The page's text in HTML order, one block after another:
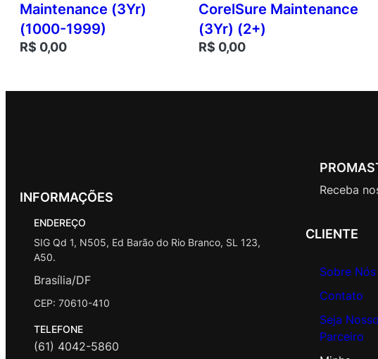
Maintenance (3Yr)
(1000-1999)
R$ 0,00
CorelSure Maintenance
(3Yr) (2+)
R$ 0,00
INFORMAÇÕES
ENDEREÇO
SIG Qd 1, N505, Ed Barão do Rio Branco, SL 123,
A50.
Brasília/DF
CEP: 70610-410
TELEFONE
(61) 4042-5860
Receba
CLIENTE
Sobre Nós
Contato
Seja Nosso
Parceiro